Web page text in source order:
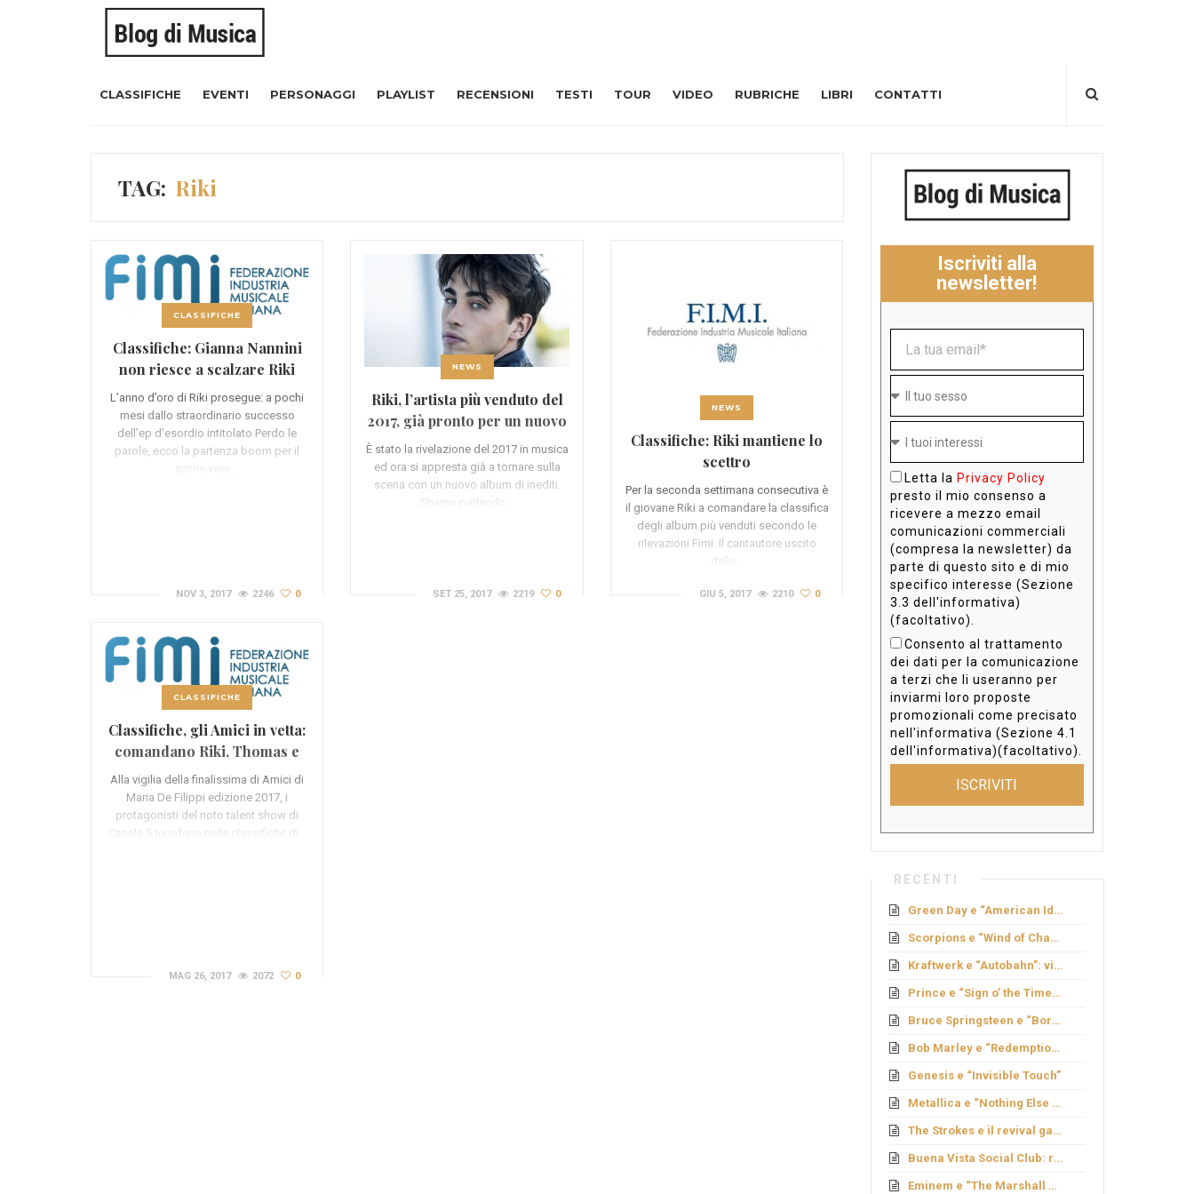
CLASSIFICHE EVENTI PERSONAGGI PLAYLIST RECENSIONI TESTI TOUR VIDEO RUBRICHE LIBRI CONTATTI
TAG: Riki
CLASSIFICHE
Classifiche: Gianna Nannini
non riesce a scalzare Riki
L’anno d’oro di Riki prosegue: a pochi
mesi dallo straordinario successo
dell’ep d’esordio intitolato Perdo le
parole, ecco la partenza boom per il
NOV 3, 2017 2246 0
NEWS
Riki, l’artista più venduto del
2017, già pronto per un nuovo
album
È stato la rivelazione del 2017 in musica
ed ora si appresta già a tornare sulla
scena con un nuovo album di inediti.
Stiamo parlando…
SET 25, 2017 2219 0
NEWS
Classifiche: Riki mantiene lo
scettro
Per la seconda settimana consecutiva è
il giovane Riki a comandare la classifica
degli album più venduti secondo le
rilevazioni Fimi. Il cantautore uscito
GIU 5, 2017 2210 0
CLASSIFICHE
Classifiche, gli Amici in vetta:
comandano Riki, Thomas e
Federica
Alla vigilia della finalissima di Amici di
Maria De Filippi edizione 2017, i
protagonisti del noto talent show di
Canale 5 trionfano nelle classifiche di…
MAG 26, 2017 2072 0
Iscriviti alla
newsletter!
Letta la Privacy Policy
presto il mio consenso a
ricevere a mezzo email
comunicazioni commerciali
(compresa la newsletter) da
parte di questo sito e di mio
specifico interesse (Sezione
3.3 dell'informativa)
(facoltativo).
Consento al trattamento
dei dati per la comunicazione
a terzi che li useranno per
inviarmi loro proposte
promozionali come precisato
nell'informativa (Sezione 4.1
dell'informativa)(facoltativo).
ISCRIVITI
RECENTI
Green Day e “American Idiot”: rock politico
Scorpions e “Wind of Change”: caduta del Muro
Kraftwerk e “Autobahn”: viaggio elettronico
Prince e “Sign o’ the Times”: genio e provocazione
Bruce Springsteen e “Born to Run”: sogno americano
Bob Marley e “Redemption Song”
Genesis e “Invisible Touch”
Metallica e “Nothing Else Matters”: ballata metal
The Strokes e il revival garage
Buena Vista Social Club: rinascita cubana
Eminem e “The Marshall Mathers LP”